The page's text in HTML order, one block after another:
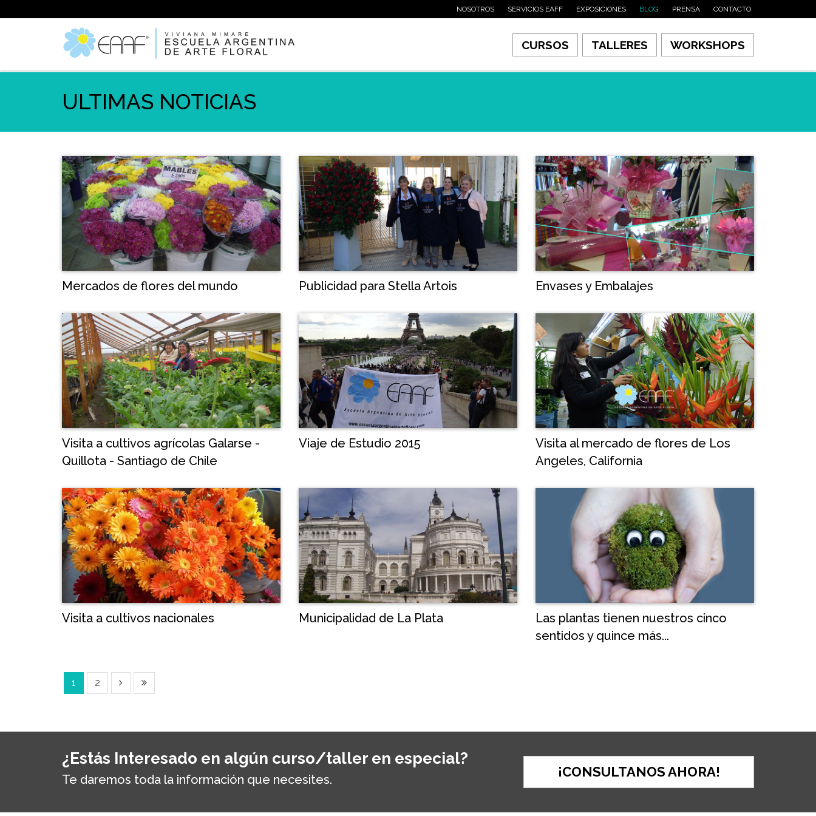
NOSOTROS SERVICIOS EAFF EXPOSICIONES BLOG PRENSA CONTACTO
CURSOS TALLERES WORKSHOPS
ULTIMAS NOTICIAS
Mercados de flores del mundo Publicidad para Stella Artois Envases y Embalajes
Visita a cultivos agrícolas Galarse -
Quillota - Santiago de Chile
Viaje de Estudio 2015
Visita al mercado de flores de Los
Angeles, California
Visita a cultivos nacionales Municipalidad de La Plata
Las plantas tienen nuestros cinco
sentidos y quince más...
1 2
¿Estás Interesado en algún curso/taller en especial?
Te daremos toda la información que necesites. ¡CONSULTANOS AHORA!